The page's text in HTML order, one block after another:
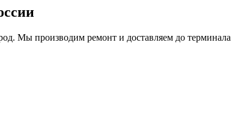
Мы производим ремонт и доставляем до терминала